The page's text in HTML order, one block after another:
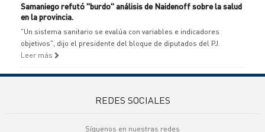
Samaniego refutó "burdo" análisis de Naidenoff sobre la salud
en la provincia.
"Un sistema sanitario se evalúa con variables e indicadores
objetivos", dijo el presidente del bloque de diputados del PJ.
Leer más
REDES SOCIALES
Síguenos en nuestras redes